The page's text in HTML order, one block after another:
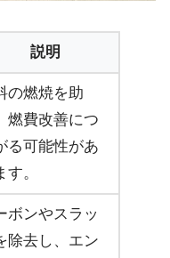
説明
の燃焼を助
燃費改善につ
る可能性があ
す。
ボンやスラッ
除去し、エン